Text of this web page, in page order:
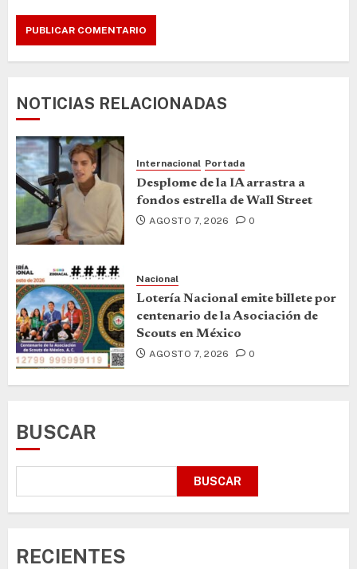
NOTICIAS RELACIONADAS
Internacional Portada
Desplome de la IA arrastra a
fondos estrella de Wall Street
AGOSTO 7, 2026 0
Nacional
Lotería Nacional emite billete por
centenario de la Asociación de
Scouts en México
AGOSTO 7, 2026 0
BUSCAR
BUSCAR
RECIENTES